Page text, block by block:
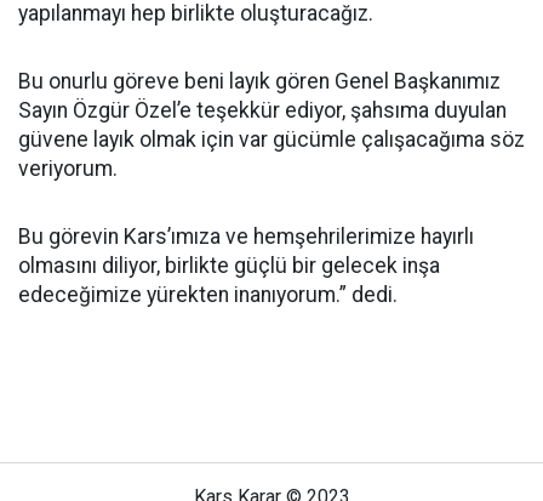
yapılanmayı hep birlikte oluşturacağız.
Bu onurlu göreve beni layık gören Genel Başkanımız
Sayın Özgür Özel’e teşekkür ediyor, şahsıma duyulan
güvene layık olmak için var gücümle çalışacağıma söz
veriyorum.
Bu görevin Kars’ımıza ve hemşehrilerimize hayırlı
olmasını diliyor, birlikte güçlü bir gelecek inşa
edeceğimize yürekten inanıyorum.” dedi.